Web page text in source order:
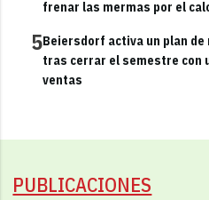
frenar las mermas por el
5Beiersdorf activa un plan de
tras cerrar el semestre con
ventas
PUBLICACIONES